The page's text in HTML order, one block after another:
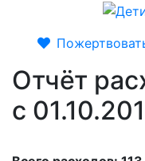
Отчёт
с